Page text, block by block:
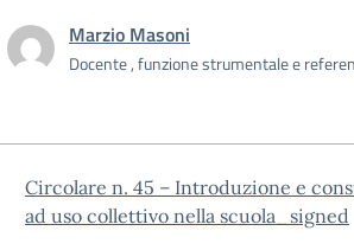
Marzio Masoni
Docente , funzione strumentale e
Circolare n. 45 – Introduzione e
ad uso collettivo nella scuola_signed